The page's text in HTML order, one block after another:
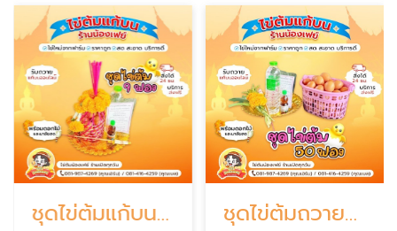
ชุดไข่ต้มแก้บน9ฟอง ราคาประหยัด ชุดไข่ต้มถวายแก้บน 50ฟอง ราคาพิเศษ